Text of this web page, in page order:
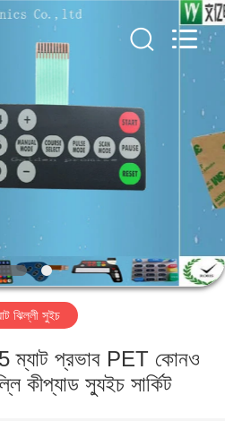
ঝিল্লী সুইচ
ম্যাট প্রভাব PET কোনও
কীপ্যাড স্যুইচ সার্কিট